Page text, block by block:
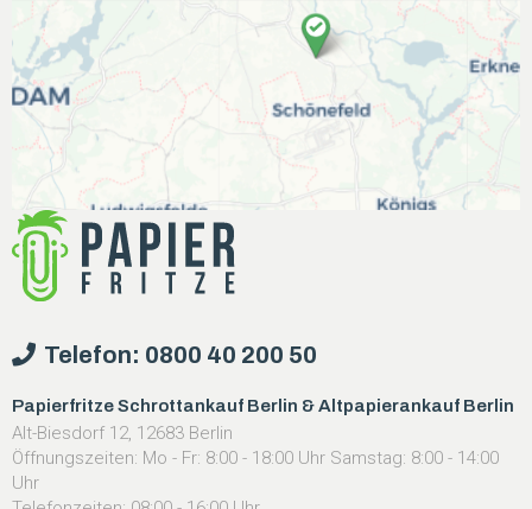
Telefon: 0800 40 200 50
Papierfritze Schrottankauf Berlin & Altpapierankauf Berlin
Alt-Biesdorf 12, 12683 Berlin
Öffnungszeiten: Mo - Fr: 8:00 - 18:00 Uhr Samstag: 8:00 - 14:00
Uhr